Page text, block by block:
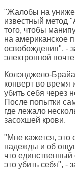
"Жалобы на
известный метод
того, чтобы
на американское
освобождения", -
электронной
Колэнджело-
конверт во время
убить себя через
После попытки
где лежало
засохшей крови.
"Мне кажется, это
надежды и об
что единственный
это убить себя", -